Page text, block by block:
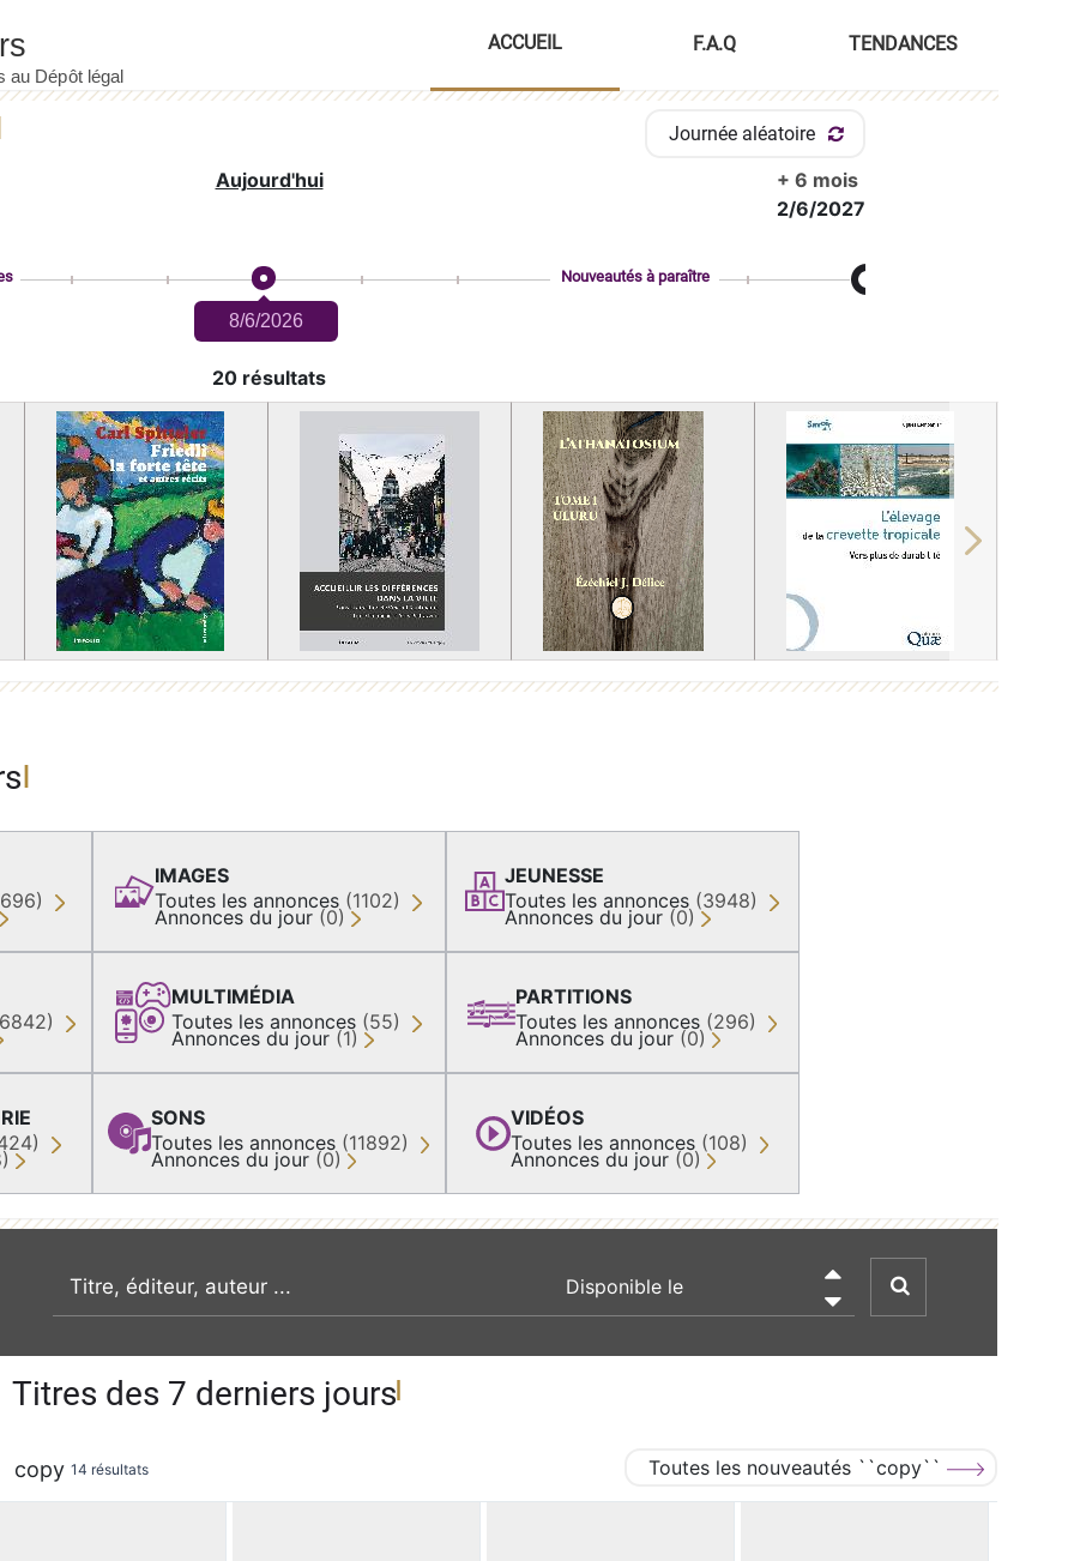
ACCUEIL F.A.Q TENDANCES
Journée aléatoire
Aujourd'hui
+ 6 mois
2/6/2027
8/6/2026
Nouveautés à paraître
20 résultats
Next
IMAGES
Toutes les annonces (1102)
Annonces du jour (0)
MULTIMÉDIA
Toutes les annonces (55)
Annonces du jour (1)
SONS
Toutes les annonces (11892)
Annonces du jour (0)
JEUNESSE
Toutes les annonces (3948)
Annonces du jour (0)
PARTITIONS
Toutes les annonces (296)
Annonces du jour (0)
VIDÉOS
Toutes les annonces (108)
Annonces du jour (0)
recherche par mot clé

Titres des 7 derniers jours
copy 14 résultats Toutes les nouveautés ``copy``